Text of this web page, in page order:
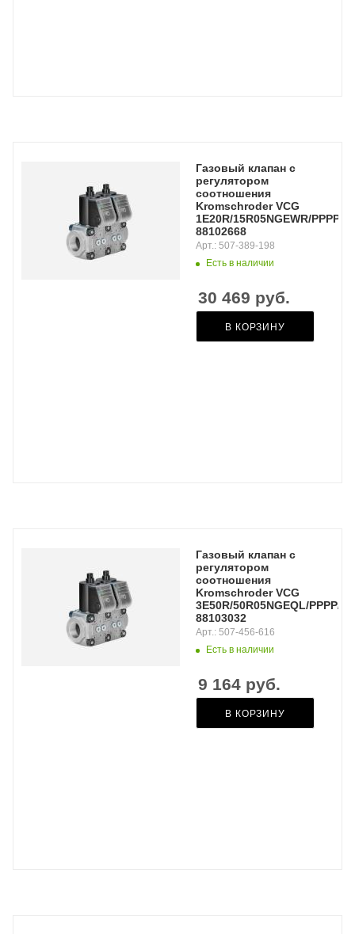
Газовый клапан с
регулятором
соотношения
Kromschroder VCG
1E20R/15R05NGEWR/PPPP/
88102668
Есть в наличии
Арт.: 507-389-198
30 469 руб.
В КОРЗИНУ
Газовый клапан с
регулятором
соотношения
Kromschroder VCG
3E50R/50R05NGEQL/PPPP/
88103032
Есть в наличии
Арт.: 507-456-616
9 164 руб.
В КОРЗИНУ